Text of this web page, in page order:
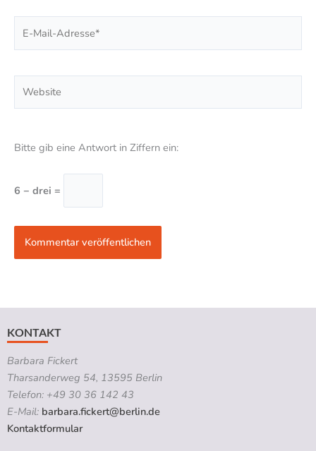
Mail-
Bitte gib eine Antwort in Ziffern ein:
6 − drei =
KONTAKT
Barbara Fickert
Tharsanderweg 54, 13595 Berlin
Telefon: +49 30 36 142 43
E-Mail: barbara.fickert@berlin.de
Kontaktformular